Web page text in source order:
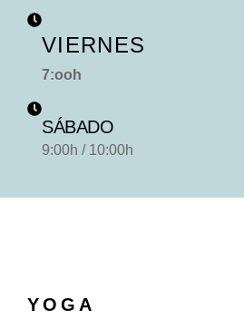
VIERNES
7:ooh
SÁBADO
9:00h / 10:00h
YOGA